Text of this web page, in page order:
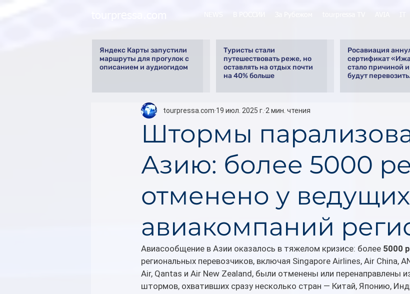
Яндекс Карты запустили
маршруты для прогулок с
описанием и аудиогидом
Туристы стали
путешествовать реже, но
оставлять на отдых почти
на 40% больше
Росавиация
сертификат
стало причиной
будут перевозить
Штормы
Азию: более 5000
отменено у ведущих
авиакомпаний
tourpressa.com 19 июл. 2025 г. 2 мин. чтения
Авиасообщение в Азии оказалось в тяжелом кризисе: более 5000
региональных перевозчиков, включая Singapore Airlines, Air China,
Air, Qantas и Air New Zealand, были отменены или перенаправлены
штормов, охвативших сразу несколько стран — Китай, Японию,